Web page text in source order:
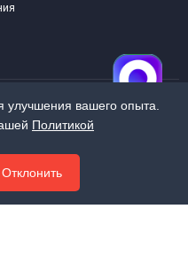
вашего опыта.
Политикой
Отклонить